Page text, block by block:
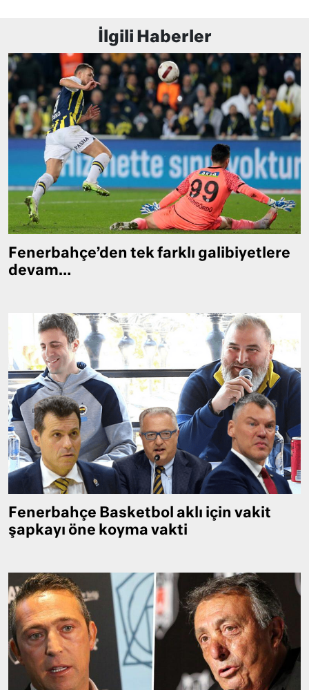
İlgili Haberler
Fenerbahçe’den tek farklı galibiyetlere
devam…
Fenerbahçe Basketbol aklı için vakit
şapkayı öne koyma vakti